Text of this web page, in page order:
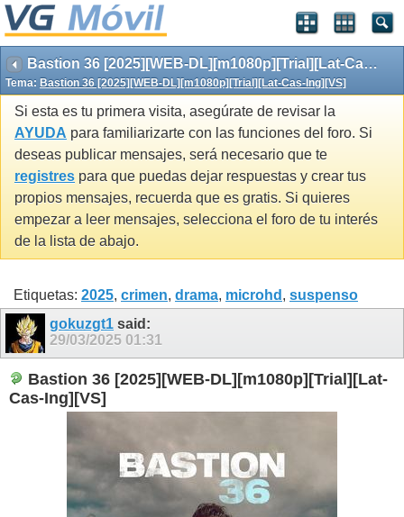
Bastion 36 [2025][WEB-DL][m1080p][Trial][Lat-Cas-Ing][VS]
Tema: Bastion 36 [2025][WEB-DL][m1080p][Trial][Lat-Cas-Ing][VS]
Si esta es tu primera visita, asegúrate de revisar la
AYUDA para familiarizarte con las funciones del foro. Si
deseas publicar mensajes, será necesario que te
registres para que puedas dejar respuestas y crear tus
propios mensajes, recuerda que es gratis. Si quieres
empezar a leer mensajes, selecciona el foro de tu interés
de la lista de abajo.
Etiquetas: 2025, crimen, drama, microhd , suspenso
gokuzgt1 said:
29/03/2025 01:31
Bastion 36 [2025][WEB-DL][m1080p][Trial][Lat-
Cas-Ing][VS]